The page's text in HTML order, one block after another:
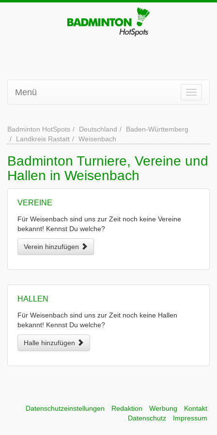
Menü
Badminton HotSpots Deutschland
Baden-Württemberg
Landkreis Rastatt
Weisenbach
Badminton Turniere, Vereine und
Hallen in Weisenbach
VEREINE
Für Weisenbach sind uns zur Zeit noch keine Vereine
bekannt! Kennst Du welche?
Verein hinzufügen
HALLEN
Für Weisenbach sind uns zur Zeit noch keine Hallen
bekannt! Kennst Du welche?
Halle hinzufügen
Datenschutzeinstellungen Redaktion Werbung
Kontakt
Datenschutz
Impressum